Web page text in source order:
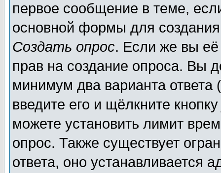
первое сообщение в теме,
основной формы для
Создать опрос. Если же вы её
прав на создание опроса. Вы
минимум два варианта ответа
введите его и щёлкните
можете установить лимит
опрос. Также существует
ответа, оно устанавливается